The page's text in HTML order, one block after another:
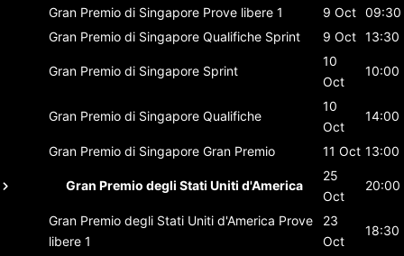
Gran Premio di Singapore Prove libere 1 9 Oct 09:30
Gran Premio di Singapore Qualifiche Sprint 9 Oct 13:30
Gran Premio di Singapore Sprint
10
Oct
10:00
Gran Premio di Singapore Qualifiche
10
Oct
14:00
Gran Premio di Singapore Gran Premio 11 Oct 13:00
Gran Premio degli Stati Uniti d'America
25
Oct
20:00
Gran Premio degli Stati Uniti d'America Prove
libere 1
23
Oct
18:30